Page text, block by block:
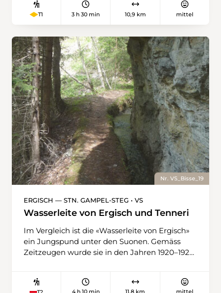
Die Raspille bildet nicht nur die Sprachgrenze
zwischen den benachbarten Gemeinden, sie
die Hänge von Venthône mit Wasser versorgt.
Dem Wanderer bieten sich von beiden Seiten
des Tals wunderschöne Aussichten auf das
Rhonetal.
T1 3 h 30 min 10,9 km mittel
Nr. VS_Bisse_19
ERGISCH — STN. GAMPEL-STEG • VS
Wasserleite von Ergisch und Tenneri
Im Vergleich ist die «Wasserleite von Ergisch»
ein Jungspund unter den Suonen. Gemäss
Zeitzeugen wurde sie in den Jahren 1920–1925
den Fels gehauen und – wo nötig – mit Rohren